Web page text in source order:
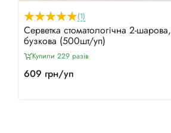
(1)
Серветка стоматологічна 2-шарова,
бузкова (500шт/уп)
Купили 229 разiв
609 грн/уп